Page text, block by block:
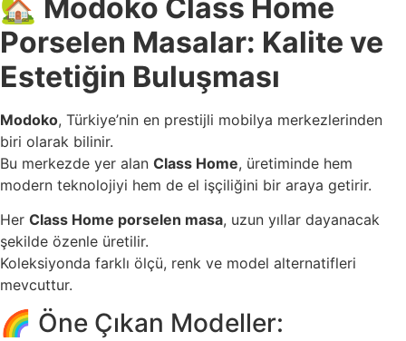
🏡 Modoko Class Home
Porselen Masalar: Kalite ve
Estetiğin Buluşması
Modoko, Türkiye’nin en prestijli mobilya merkezlerinden
biri olarak bilinir.
Bu merkezde yer alan Class Home, üretiminde hem
modern teknolojiyi hem de el işçiliğini bir araya getirir.
Her Class Home porselen masa, uzun yıllar dayanacak
şekilde özenle üretilir.
Koleksiyonda farklı ölçü, renk ve model alternatifleri
mevcuttur.
🌈 Öne Çıkan Modeller: